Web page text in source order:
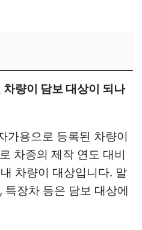
량이 담보 대상이 되나
가용으로 등록된 차량이
차종의 제작 연도 대비
차량이 대상입니다. 말
특장차 등은 담보 대상에